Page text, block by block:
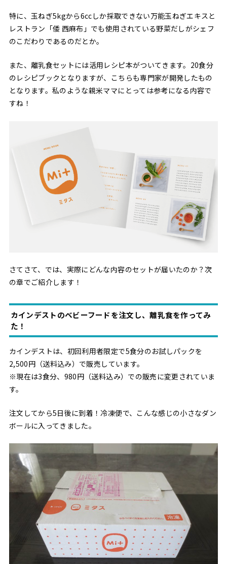
特に、玉ねぎ5kgから6ccしか採取できない万能玉ねぎエキスと
レストラン「倭 西麻布」でも使用されている野菜だしがシェフ
のこだわりであるのだとか。
また、離乳食セットには活用レシピ本がついてきます。20食分
のレシピブックとなりますが、こちらも専門家が開発したもの
となります。私のような親米ママにとっては参考になる内容で
すね！
さてさて、では、実際にどんな内容のセットが届いたのか？次
の章でご紹介します！
カインデストのベビーフードを注文し、離乳食を作ってみ
た！
カインデストは、初回利用者限定で5食分のお試しパックを
2,500円（送料込み）で販売しています。
※現在は3食分、980円（送料込み）での販売に変更されていま
す。
注文してから5日後に到着！冷凍便で、こんな感じの小さなダン
ボールに入ってきました。